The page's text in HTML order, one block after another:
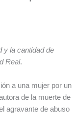
y la cantidad de
Real.
a una mujer por un
de la muerte de
agravante de abuso